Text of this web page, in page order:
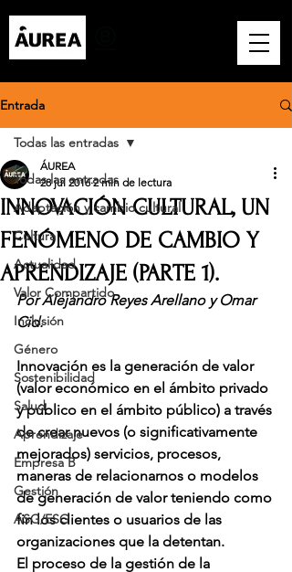
Entrada
Todas las entradas
Adaptación y cambio cultural
Cultura
Actualidad
Valor Compartido
Inclusión
Género
Sostenibilidad
Salud
Aprendizaje
Empresa B
Gestión
ASG/ESG
Todas las entradas
INNOVACIÓN CULTURAL, UN
FENÓMENO DE CAMBIO Y
APRENDIZAJE (PARTE 1).
ÁUREA
28 jul 2016 2 min de lectura
Por Alejandro Reyes Arellano y Omar
Cid.
Innovación es la generación de valor
(valor económico en el ámbito privado
y público en el ámbito público) a través
de crear nuevos (o significativamente
mejorados) servicios, procesos,
maneras de relacionarnos o modelos
de generación de valor teniendo como
fin los clientes o usuarios de las
organizaciones que la detentan.
El proceso de la gestión de la